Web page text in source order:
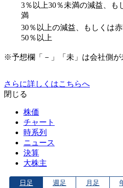
3％以上30％未満の減益、も
満
30％以上の減益、もしくは
50％以上
※予想欄「－」「未」は会社側が
さらに詳しくはこちらへ
閉じる
株価
チャート
時系列
ニュース
決算
大株主
日足 週足 月足